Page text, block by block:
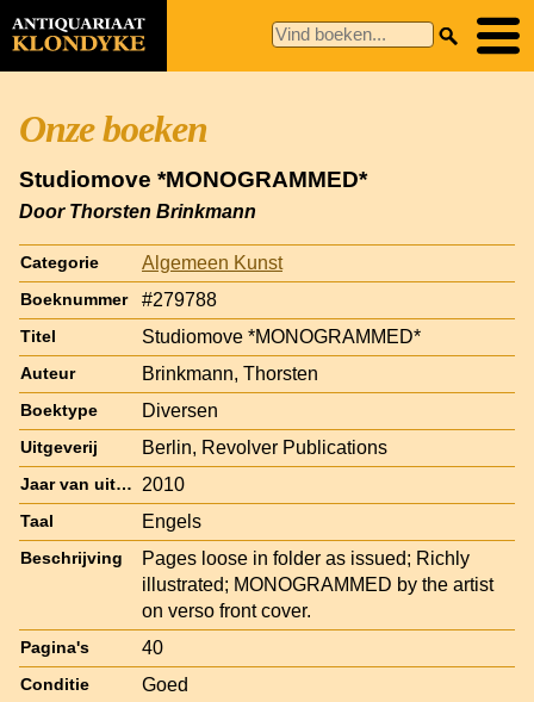
Onze boeken
Studiomove *MONOGRAMMED*
Door Thorsten Brinkmann
Categorie Algemeen Kunst
Boeknummer #279788
Titel Studiomove *MONOGRAMMED*
Auteur Brinkmann, Thorsten
Boektype Diversen
Uitgeverij Berlin, Revolver Publications
Jaar van uitgave 2010
Taal Engels
Beschrijving
Pages loose in folder as issued; Richly
illustrated; MONOGRAMMED by the artist
on verso front cover.
Pagina's 40
Conditie Goed